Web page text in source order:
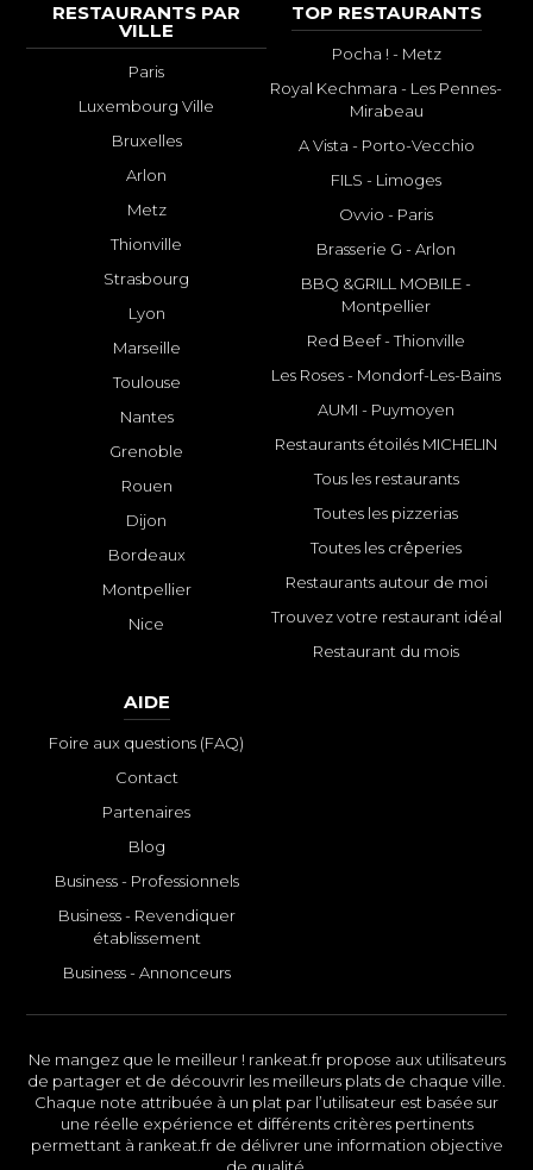
RESTAURANTS PAR
VILLE
Paris
Luxembourg Ville
Bruxelles
Arlon
Metz
Thionville
Strasbourg
Lyon
Marseille
Toulouse
Nantes
Grenoble
Rouen
Dijon
Bordeaux
Montpellier
Nice
TOP RESTAURANTS
Pocha ! - Metz
Royal Kechmara - Les Pennes-
Mirabeau
A Vista - Porto-Vecchio
FILS - Limoges
Ovvio - Paris
Brasserie G - Arlon
BBQ &GRILL MOBILE -
Montpellier
Red Beef - Thionville
Les Roses - Mondorf-Les-Bains
AUMI - Puymoyen
Restaurants étoilés MICHELIN
Tous les restaurants
Toutes les pizzerias
Toutes les crêperies
Restaurants autour de moi
Trouvez votre restaurant idéal
Restaurant du mois
AIDE
Foire aux questions (FAQ)
Contact
Partenaires
Blog
Business - Professionnels
Business - Revendiquer
établissement
Business - Annonceurs
Ne mangez que le meilleur ! rankeat.fr propose aux utilisateurs
de partager et de découvrir les meilleurs plats de chaque ville.
Chaque note attribuée à un plat par l’utilisateur est basée sur
une réelle expérience et différents critères pertinents
permettant à rankeat.fr de délivrer une information objective